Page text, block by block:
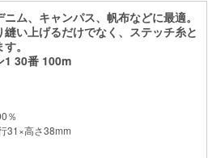
ム、キャンパス、帆布などに最適。
い上げるだけでなく、ステッチ糸と
。
1 30番 100m
％
31×高さ38mm